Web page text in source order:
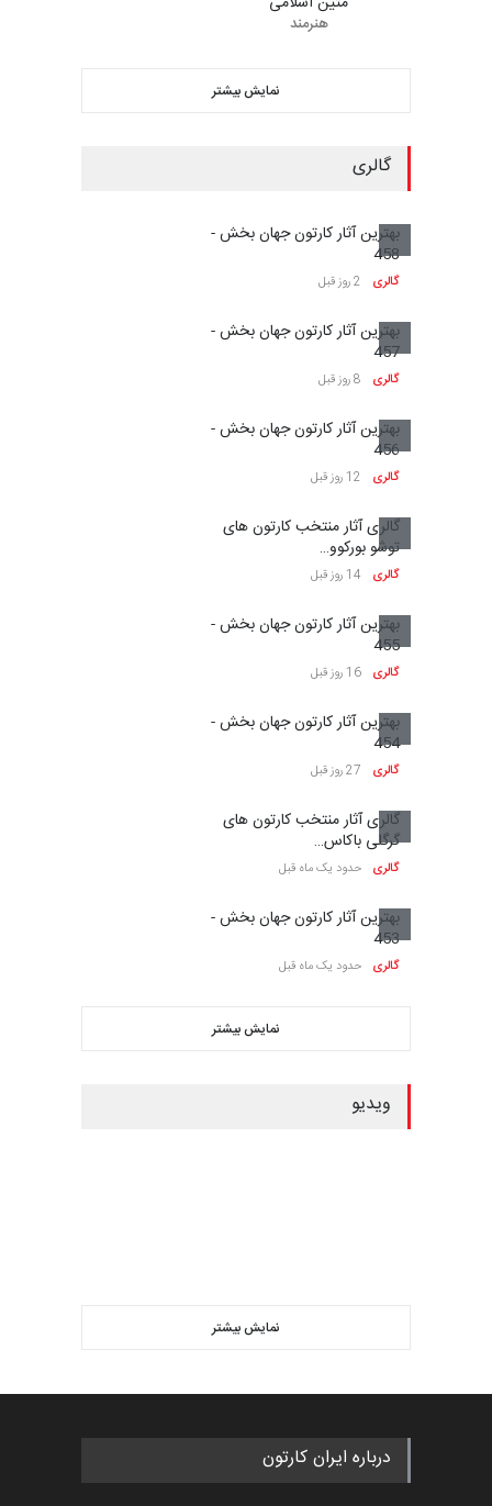
هنرمند
نمایش بیشتر
گالری
بهترین آثار کارتون جهان بخش -
458
گالری 2 روز قبل
بهترین آثار کارتون جهان بخش -
457
گالری 8 روز قبل
بهترین آثار کارتون جهان بخش -
456
گالری 12 روز قبل
گالری آثار منتخب کارتون های
توشو بورکوو…
گالری 14 روز قبل
بهترین آثار کارتون جهان بخش -
455
گالری 16 روز قبل
بهترین آثار کارتون جهان بخش -
454
گالری 27 روز قبل
گالری آثار منتخب کارتون های
گرگلی باکاس…
گالری حدود یک ماه قبل
بهترین آثار کارتون جهان بخش -
453
گالری حدود یک ماه قبل
نمایش بیشتر
ویدیو
نمایش بیشتر
درباره ایران کارتون